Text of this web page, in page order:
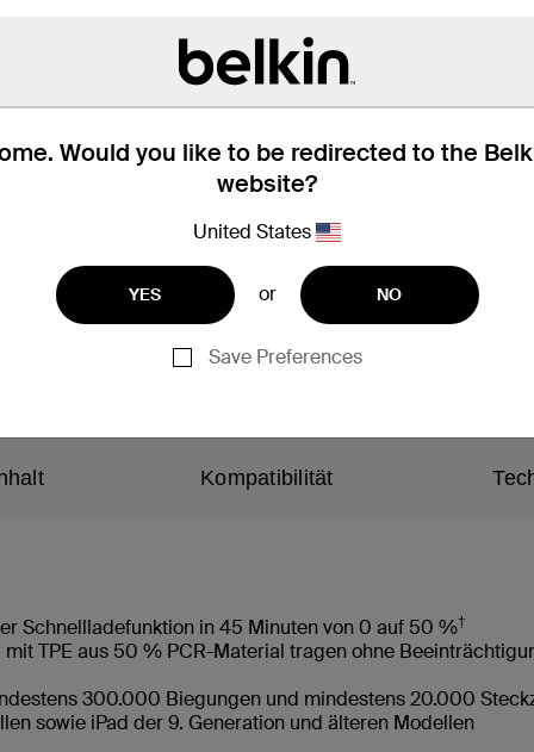
Would you like to be redirected to the
website?
United States
YES or NO
Save Preferences
Kompatibilität
Schnellladefunktion in 45 Minuten von 0 auf 50 %†
TPE aus 50 % PCR-Material tragen ohne
300.000 Biegungen und mindestens 20.000
sowie iPad der 9. Generation und älteren Modellen